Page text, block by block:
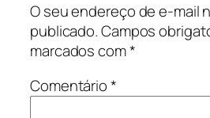
O seu endereço de e-mail
publicado.Campos
marcados com*
Comentário*